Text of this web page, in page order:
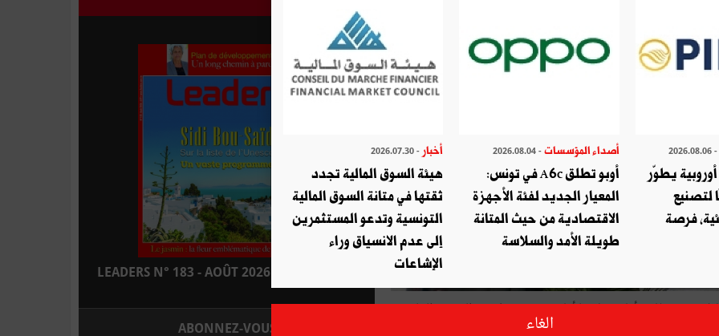
حوالي 30000، منهم 25000 من الكاثوليك وهم يمثّلون أقليّة، ولكنّها أقليّة تؤدّي دورا نشيطا في قطاعات
LEADERS N° 183 - AOÛT 2026 : EN KIOSQUE
ABONNEZ-VOUS
- 2026.08.06
يطوّر
لتصنيع
فرصة
أصداء المؤسسات - 2026.08.04
أوبو تطلق A6c في تونس:
المعيار الجديد لفئة الأجهزة
الاقتصادية من حيث المتانة
طويلة الأمد والسلاسة
أخبار - 2026.07.30
هيئة السوق المالية تجدد
ثقتها في متانة السوق المالية
التونسية وتدعو المستثمرين
إلى عدم الانسياق وراء
الإشاعات
الغاء